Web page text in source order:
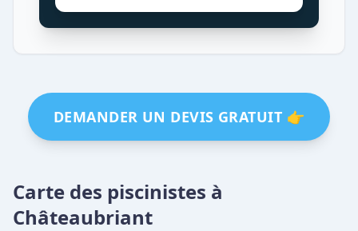
DEMANDER UN DEVIS GRATUIT 👉
Carte des piscinistes à
Châteaubriant